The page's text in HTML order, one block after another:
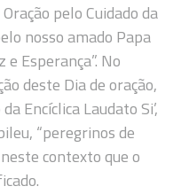
pelo Cuidado da
nosso amado Papa
Esperança”. No
deste Dia de oração,
Encíclica Laudato Si’,
“peregrinos de
contexto que o